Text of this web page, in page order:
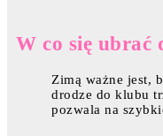
W co się ubrać
Zimą ważne jest,
drodze do klubu
pozwala na